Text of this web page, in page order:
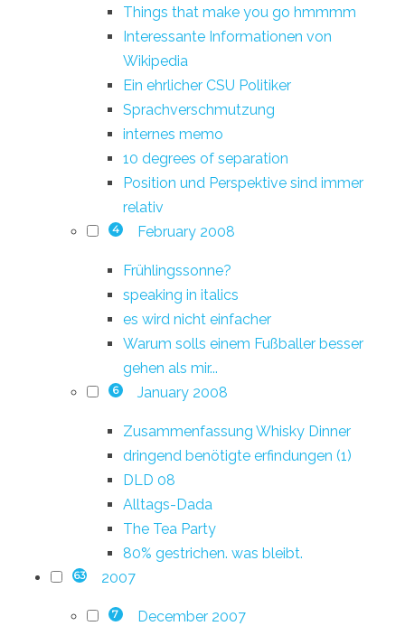
Things that make you go hmmmm
Interessante Informationen von
Wikipedia
Ein ehrlicher CSU Politiker
Sprachverschmutzung
internes memo
10 degrees of separation
Position und Perspektive sind immer
relativ
4 February 2008
Frühlingssonne?
speaking in italics
es wird nicht einfacher
Warum solls einem Fußballer besser
gehen als mir...
6 January 2008
Zusammenfassung Whisky Dinner
dringend benötigte erfindungen (1)
DLD 08
Alltags-Dada
The Tea Party
80% gestrichen. was bleibt.
63 2007
7 December 2007